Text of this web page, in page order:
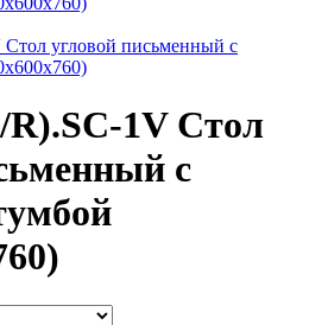
R).SC-1V Стол
с